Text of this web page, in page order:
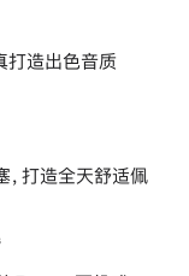
打造出色音质
打造全天舒适佩